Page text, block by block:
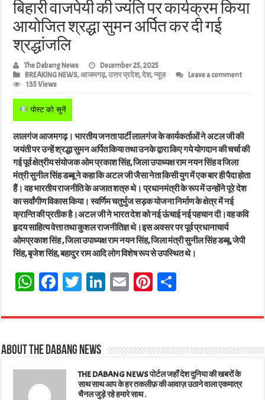
बिहारी वाजपेयी की ज्यंति पर कार्यक्रम किया
आयोजित श्रद्धा सुमन अर्पित कर दी गई
श्रद्धांजलि
The Dabang News
December 25, 2025
BREAKING NEWS,आजमगढ़,उत्तर प्रदेश,देश,न्यूज़
Leave a comment
135 Views
पोस्ट को सुनें
लालगंज आजमगढ़। भारतीय जनता पार्टी लालगंज के कार्यकर्ताओं ने अटल जी की
जयंती पर उन्हें श्रद्धा सुमन अर्पित किया तथा उनके द्वारा किए गये योगदान की चर्चा की
गई पूर्व क्षेत्रीय संयोजक ओम प्रकाश सिंह, जिला उपाध्यक्ष राम नयन सिंह व जिला
मंत्री सुनील सिंह डब्बू ने कहा कि अटल जी जैसा नेता किसी युग में एक बार ही पैदा होता
हैं। वह भारतीय राजनीति के अजात शत्रु थे। प्रधानमंत्री के रूप में उन्होंने पूरे देश
का सर्वांगीण विकास किया। स्वर्णिम चतुर्भुज सड़क योजना निर्माण के क्षेत्र में नई
क्रान्ति की प्रतीक है।अटल जी ने भारत देश को नई ऊंचाई नई पहचान दी।वह कवि
हृदय साहित्य वेत्ता तथा कुशल राजनीतिज्ञ थे।इस अवसर पर पूर्व प्रधानाचार्य
ओमप्रकाश सिंह , जिला उपाध्यक्ष राम नयन सिंह, जिला मंत्री सुनील सिंह डब्बू, जेपी
सिंह, बृजेश सिंह, बहादुर राम आदि लोग विशेष रूप से उपस्थित थे।
W
ts
A
pp
Fa
bo
ok
T
tt
er
Li
ed
E
ail
Pi
er
t
e
About The Dabang News
THE DABANG NEWS पोर्टल जहाँ देश दुनिया की खबरों के
साथ साथ आप के हर तकलीफ़ की आवाज़ उठाने वाला एकमात्र
चैनल जुड़े रहे हमारे साथ .